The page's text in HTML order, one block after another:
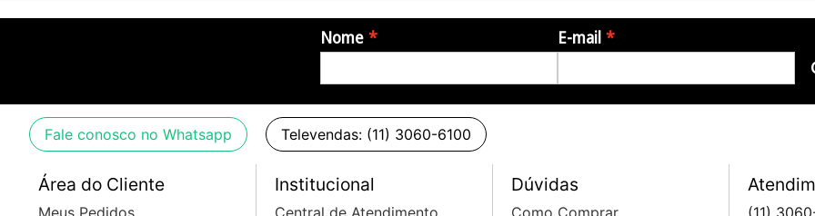
Nome E-mail
Fale conosco no Whatsapp Televendas: (11) 3060-6100
Área do Cliente Institucional Dúvidas